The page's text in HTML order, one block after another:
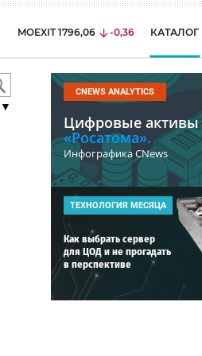
MOEXIT 1796,06 -0,36 КАТАЛОГ
▼
CNEWS ANALYTICS
Цифровые активы
«Росатома».
Инфографика CNews
ТЕХНОЛОГИЯ МЕСЯЦА
Как выбрать сервер
для ЦОД и не прогадать
в перспективе